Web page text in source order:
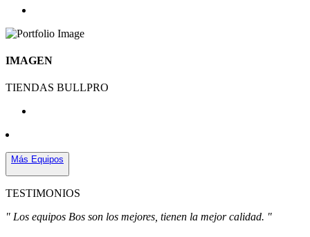
IMAGEN
TIENDAS BULLPRO
Más Equipos
TESTIMONIOS
" Los equipos Bos son los mejores, tienen la mejor calidad. "